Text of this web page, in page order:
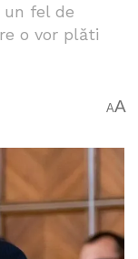
fel de
o vor plăti
AA